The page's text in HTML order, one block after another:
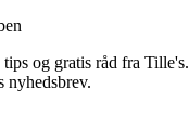
og gratis råd fra Tille's.
nyhedsbrev.